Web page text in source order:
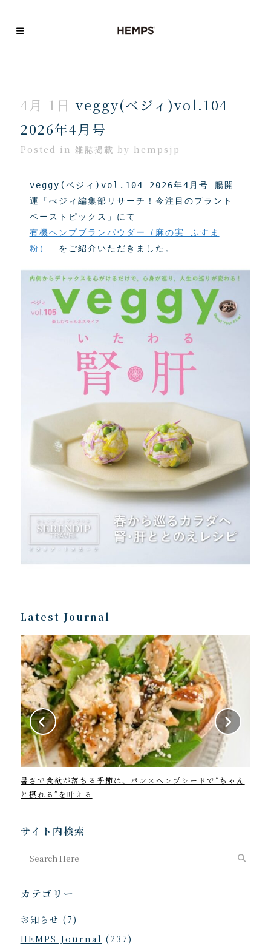
4月 1日 veggy(ベジィ)vol.104
2026年4月号
Posted in 雑誌掲載 by hempsjp
veggy(ベジィ)vol.104 2026年4月号 腸開
運「べジィ編集部リサーチ！今注目のプラント
ベーストピックス」にて
有機ヘンプブランパウダー（麻の実 ふすま
粉）
をご紹介いただきました。
Latest Journal
暑さで食欲が落ちる季節は、パン×ヘンプシードで“ちゃん
と摂れる”を叶える
サイト内検索
カテゴリー
お知らせ (7)
HEMPS Journal (237)